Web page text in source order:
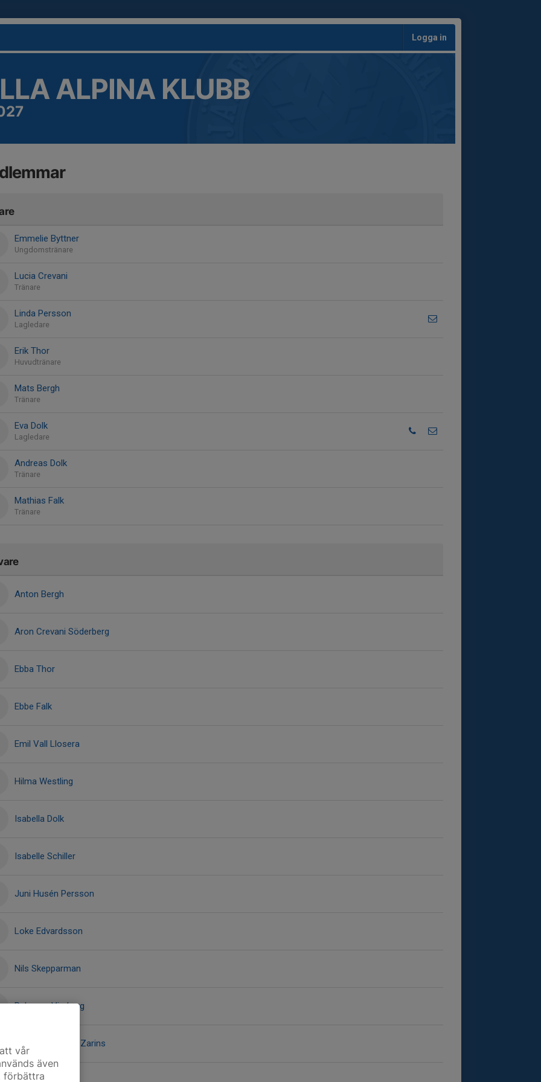
Logga in
ALPINA KLUBB
Emmelie Byttner
Ungdomstränare
Lucia Crevani
Tränare
Linda Persson
Lagledare
Erik Thor
Huvudtränare
Mats Bergh
Tränare
Eva Dolk
Lagledare
Andreas Dolk
Tränare
Mathias Falk
Tränare
Anton Bergh
Aron Crevani Söderberg
Ebba Thor
Ebbe Falk
Emil Vall Llosera
Hilma Westling
Isabella Dolk
Isabelle Schiller
Juni Husén Persson
Loke Edvardsson
Nils Skepparman
Rebecca Vimberg
Tuva Beckeman Zarins
vår
även
förbättra